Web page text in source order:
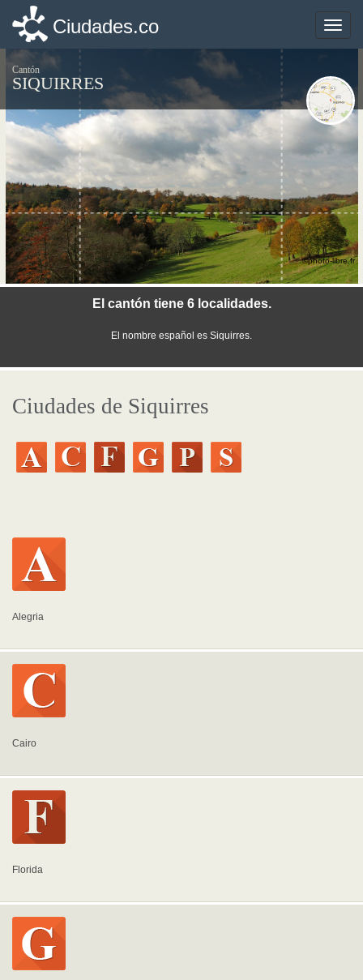
Toggle
Ciudades.co
Cantón
SIQUIRRES
El cantón tiene 6 localidades.
El nombre español es Siquirres.
©photo-libre.fr
Ciudades de Siquirres
Alegria
Cairo
Florida
Toggle
Ciudades.co